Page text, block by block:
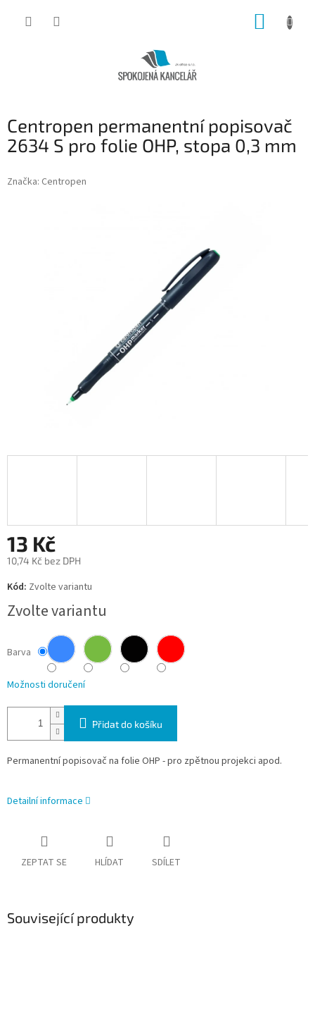
Centropen permanentní popisovač
2634 S pro folie OHP, stopa 0,3 mm
Značka: Centropen
13 Kč
10,74 Kč bez DPH
Měrná
cena:
Kód: Zvolte variantu
Zvolte variantu
Barva
Možnosti doručení
Přidat do košíku
Permanentní popisovač na folie OHP - pro zpětnou projekci apod.
Detailní informace
ZEPTAT SE HLÍDAT SDÍLET
Související produkty